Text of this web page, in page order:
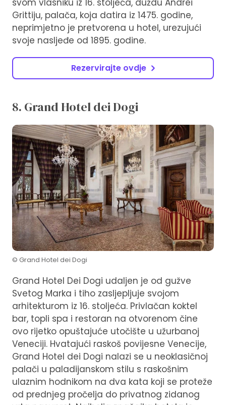
svom vlasniku iz 16. stoljeća, duždu Andrei
Grittiju, palača, koja datira iz 1475. godine,
neprimjetno je pretvorena u hotel, urezujući
svoje nasljeđe od 1895. godine.
Rezervirajte ovdje
8. Grand Hotel dei Dogi
© Grand Hotel dei Dogi
Grand Hotel Dei Dogi udaljen je od gužve
Svetog Marka i tiho zasljepljuje svojom
arhitekturom iz 16. stoljeća. Privlačan koktel
bar, topli spa i restoran na otvorenom čine
ovo rijetko opuštajuće utočište u užurbanoj
Veneciji. Hvatajući raskoš povijesne Venecije,
Grand Hotel dei Dogi nalazi se u neoklasičnoj
palači u paladijanskom stilu s raskošnim
ulaznim hodnikom na dva kata koji se proteže
od prednjeg pročelja do privatnog zidanog